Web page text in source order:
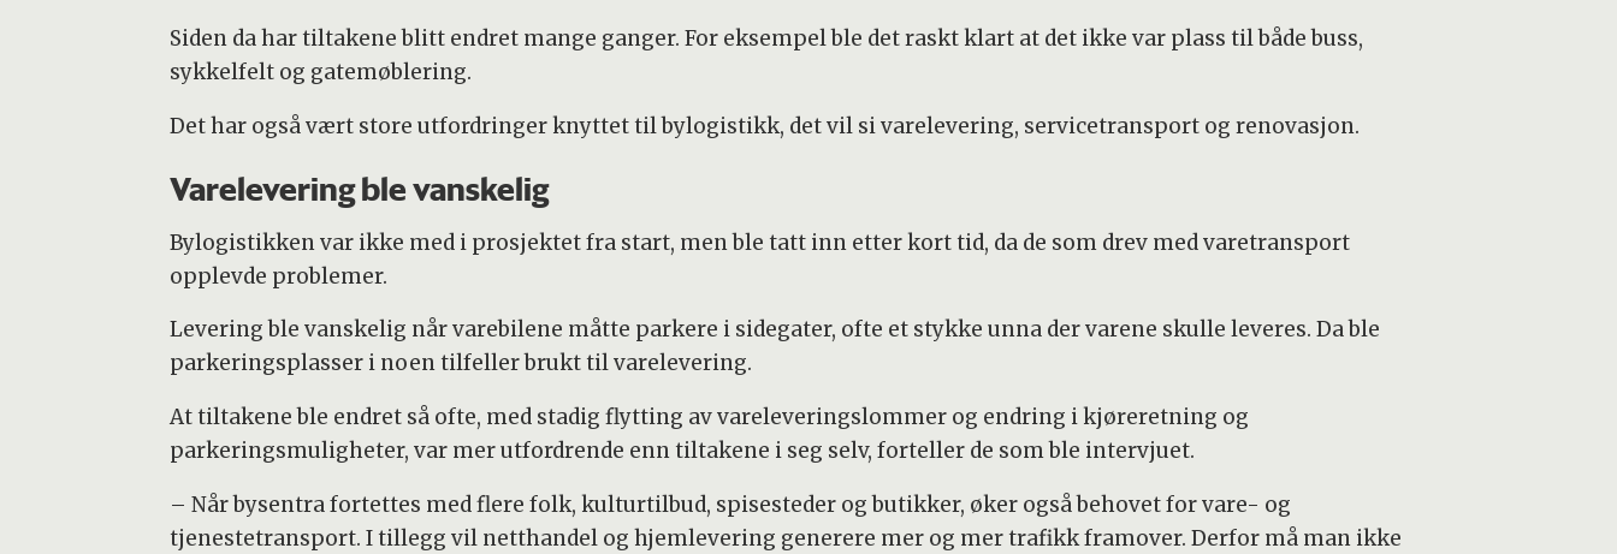
Siden da har tiltakene blitt endret mange ganger. For eksempel ble det raskt klart at det ikke var plass til både buss,
sykkelfelt og gatemøblering.
Det har også vært store utfordringer knyttet til bylogistikk, det vil si varelevering, servicetransport og renovasjon.
Varelevering ble vanskelig
Bylogistikken var ikke med i prosjektet fra start, men ble tatt inn etter kort tid, da de som drev med varetransport
opplevde problemer.
Levering ble vanskelig når varebilene måtte parkere i sidegater, ofte et stykke unna der varene skulle leveres. Da ble
parkeringsplasser i noen tilfeller brukt til varelevering.
At tiltakene ble endret så ofte, med stadig flytting av vareleveringslommer og endring i kjøreretning og
parkeringsmuligheter, var mer utfordrende enn tiltakene i seg selv, forteller de som ble intervjuet.
– Når bysentra fortettes med flere folk, kulturtilbud, spisesteder og butikker, øker også behovet for vare- og
tjenestetransport. I tillegg vil netthandel og hjemlevering generere mer og mer trafikk framover. Derfor må man ikke